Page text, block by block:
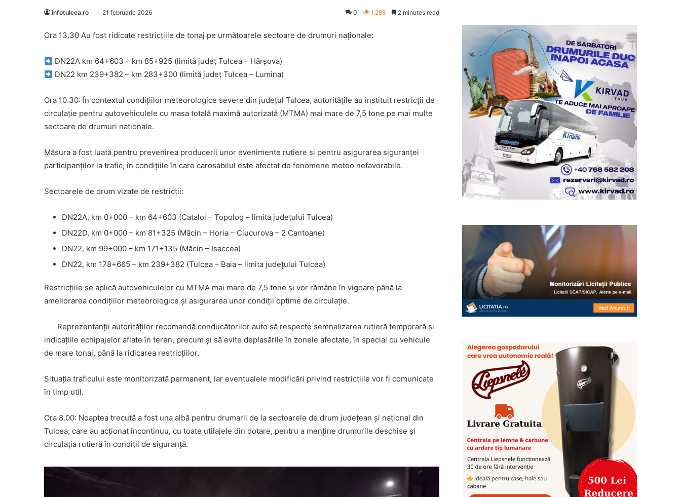
infotulcea.ro 21 februarie 2026 0 1.288 2 minutes read
Ora 13.30 Au fost ridicate restricțiile de tonaj pe următoarele sectoare de drumuri naționale:
DN22A km 64+603 – km 85+925 (limită județ Tulcea – Hârșova)
DN22 km 239+382 – km 283+300 (limită județ Tulcea – Lumina)
Ora 10.30: În contextul condițiilor meteorologice severe din județul Tulcea, autoritățile au instituit restricții de
circulație pentru autovehiculele cu masa totală maximă autorizată (MTMA) mai mare de 7,5 tone pe mai multe
sectoare de drumuri naționale.
Măsura a fost luată pentru prevenirea producerii unor evenimente rutiere și pentru asigurarea siguranței
participanților la trafic, în condițiile în care carosabilul este afectat de fenomene meteo nefavorabile.
Sectoarele de drum vizate de restricții:
DN22A, km 0+000 – km 64+603 (Cataloi – Topolog – limita județului Tulcea)
DN22D, km 0+000 – km 81+325 (Măcin – Horia – Ciucurova – 2 Cantoane)
DN22, km 99+000 – km 171+135 (Măcin – Isaccea)
DN22, km 178+665 – km 239+382 (Tulcea – Baia – limita județului Tulcea)
Restricțiile se aplică autovehiculelor cu MTMA mai mare de 7,5 tone și vor rămâne în vigoare până la
ameliorarea condițiilor meteorologice și asigurarea unor condiții optime de circulație.
Reprezentanții autorităților recomandă conducătorilor auto să respecte semnalizarea rutieră temporară și
indicațiile echipajelor aflate în teren, precum și să evite deplasările în zonele afectate, în special cu vehicule
de mare tonaj, până la ridicarea restricțiilor.
Situația traficului este monitorizată permanent, iar eventualele modificări privind restricțiile vor fi comunicate
în timp util.
Ora 8.00: Noaptea trecută a fost una albă pentru drumarii de la sectoarele de drum județean și național din
Tulcea, care au acționat încontinuu, cu toate utilajele din dotare, pentru a menține drumurile deschise și
circulația rutieră în condiții de siguranță.